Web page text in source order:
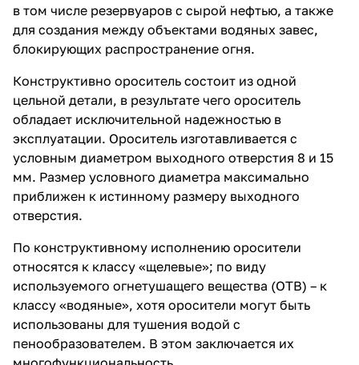
в том числе резервуаров с сырой нефтью, а также
для создания между объектами водяных завес,
блокирующих распространение огня.
Конструктивно ороситель состоит из одной
цельной детали, в результате чего ороситель
обладает исключительной надежностью в
эксплуатации. Ороситель изготавливается с
условным диаметром выходного отверстия 8 и 15
мм. Размер условного диаметра максимально
приближен к истинному размеру выходного
отверстия.
По конструктивному исполнению оросители
относятся к классу «щелевые»; по виду
используемого огнетушащего вещества (ОТВ) – к
классу «водяные», хотя оросители могут быть
использованы для тушения водой с
пенообразователем. В этом заключается их